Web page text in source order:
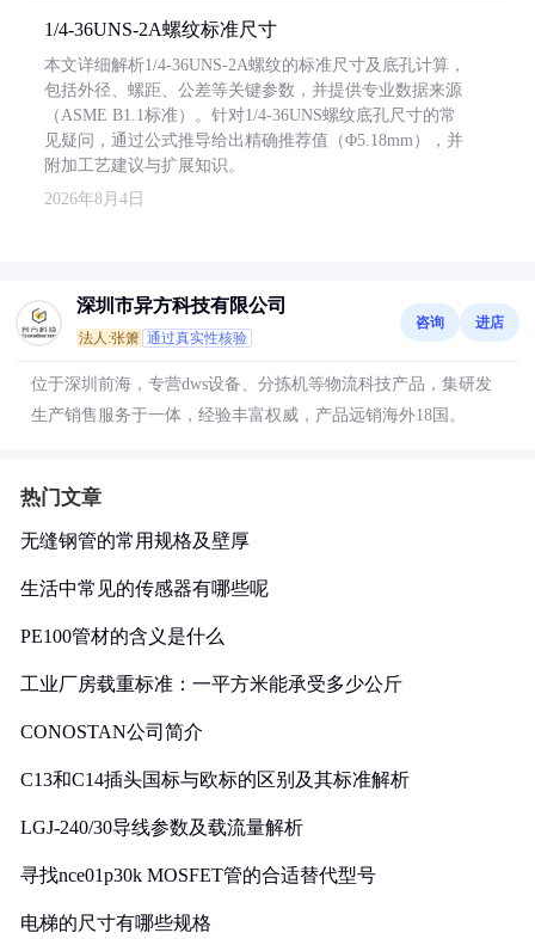
1/4-36UNS-2A螺纹标准尺寸
本文详细解析1/4-36UNS-2A螺纹的标准尺寸及底孔计算，
包括外径、螺距、公差等关键参数，并提供专业数据来源
（ASME B1.1标准）。针对1/4-36UNS螺纹底孔尺寸的常
见疑问，通过公式推导给出精确推荐值（Φ5.18mm），并
附加工艺建议与扩展知识。
2026年8月4日
深圳市异方科技有限公司
法人:张箫 通过真实性核验
咨询 进店
位于深圳前海，专营dws设备、分拣机等物流科技产品，集研发
生产销售服务于一体，经验丰富权威，产品远销海外18国。
热门文章
无缝钢管的常用规格及壁厚
生活中常见的传感器有哪些呢
PE100管材的含义是什么
工业厂房载重标准：一平方米能承受多少公斤
CONOSTAN公司简介
C13和C14插头国标与欧标的区别及其标准解析
LGJ-240/30导线参数及载流量解析
寻找nce01p30k MOSFET管的合适替代型号
电梯的尺寸有哪些规格